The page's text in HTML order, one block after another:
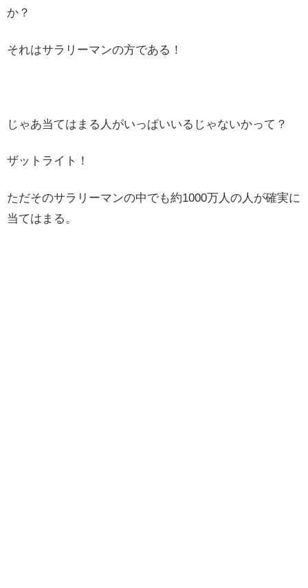
か？
それはサラリーマンの方である！
じゃあ当てはまる人がいっぱいいるじゃないかって？
ザットライト！
ただそのサラリーマンの中でも約1000万人の人が確実に
当てはまる。